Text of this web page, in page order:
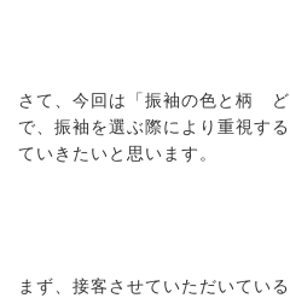
さて、今回は「振袖の色と柄
で、振袖を選ぶ際により重視す
ていきたいと思います。
まず、接客させていただいてい